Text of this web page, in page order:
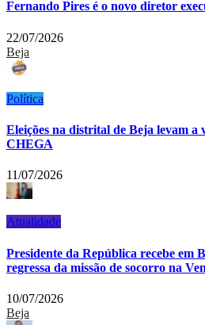
Fernando Pires é o novo diretor
22/07/2026
Beja
Política
Eleições na distrital de Beja levam a
CHEGA
11/07/2026
Atualidade
Presidente da República recebe em
regressa da missão de socorro na
10/07/2026
Beja